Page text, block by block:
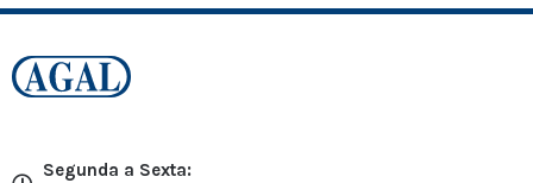
Segunda a Sexta: